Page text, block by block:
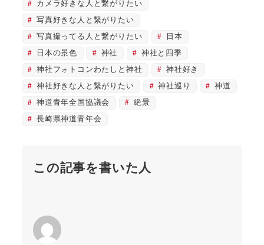
カメラ好きな人と繋がりたい
写真好きな人と繋がりたい
写真撮ってる人と繋がりたい
日本
日本の景色
神社
神社と四季
神社フォトコンわたしと神社
神社好き
神社好きな人と繋がりたい
神社巡り
神道
神道青年全国協議会
絶景
長崎県神道青年会
この記事を書いた人